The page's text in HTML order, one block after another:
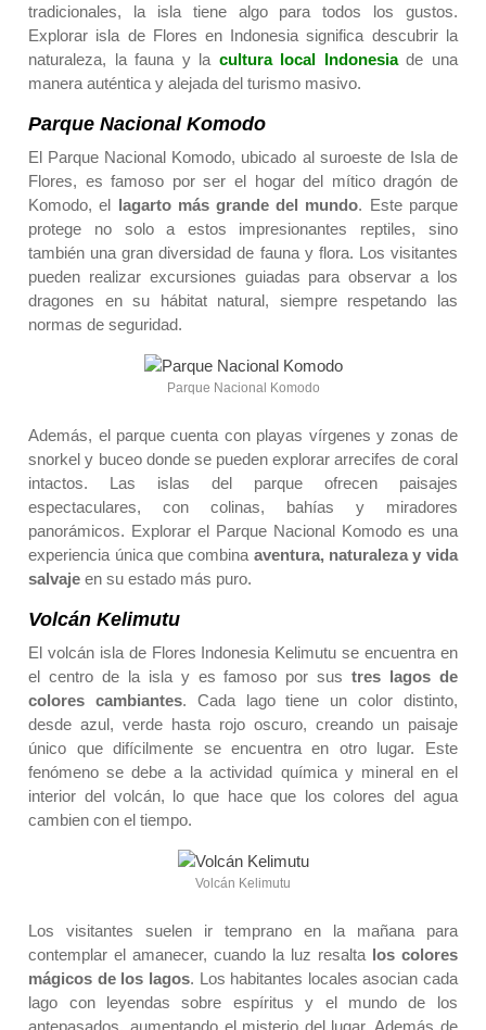
tradicionales, la isla tiene algo para todos los gustos.
Explorar isla de Flores en Indonesia significa descubrir la
naturaleza, la fauna y la cultura local Indonesiade una
manera auténtica y alejada del turismo masivo.
Parque Nacional Komodo
El Parque Nacional Komodo, ubicado al suroeste de Isla de
Flores, es famoso por ser el hogar del mítico dragón de
Komodo, el lagarto más grande del mundo. Este parque
protege no solo a estos impresionantes reptiles, sino
también una gran diversidad de fauna y flora. Los visitantes
pueden realizar excursiones guiadas para observar a los
dragones en su hábitat natural, siempre respetando las
normas de seguridad.
Parque Nacional Komodo
Además, el parque cuenta con playas vírgenes y zonas de
snorkel y buceo donde se pueden explorar arrecifes de coral
intactos. Las islas del parque ofrecen paisajes
espectaculares, con colinas, bahías y miradores
panorámicos. Explorar el Parque Nacional Komodo es una
experiencia única que combina aventura, naturaleza y vida
salvajeen su estado más puro.
Volcán Kelimutu
El volcán isla de Flores Indonesia Kelimutu se encuentra en
el centro de la isla y es famoso por sustres lagos de
colores cambiantes. Cada lago tiene un color distinto,
desde azul, verde hasta rojo oscuro, creando un paisaje
único que difícilmente se encuentra en otro lugar. Este
fenómeno se debe a la actividad química y mineral en el
interior del volcán, lo que hace que los colores del agua
cambien con el tiempo.
Volcán Kelimutu
Los visitantes suelen ir temprano en la mañana para
contemplar el amanecer, cuando la luz resalta los colores
mágicos de los lagos. Los habitantes locales asocian cada
lago con leyendas sobre espíritus y el mundo de los